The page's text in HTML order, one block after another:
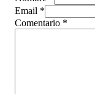
Email *
Comentario *